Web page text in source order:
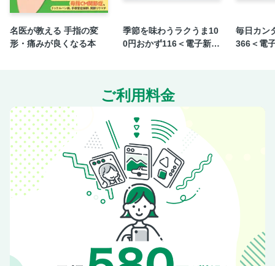
名医が教える 手指の変
形・痛みが良くなる本
季節を味わうラクうま10
0円おかず116＜電子新版
毎日カン
366＜電
ご利用料金